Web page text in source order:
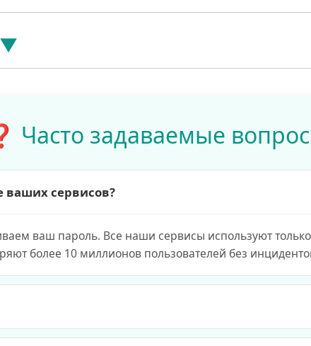
Часто задаваемые
ваших сервисов?
ваш пароль. Все наши сервисы используют
более 10 миллионов пользователей без
— обычно в течение 5–15 минут. Бесплатные